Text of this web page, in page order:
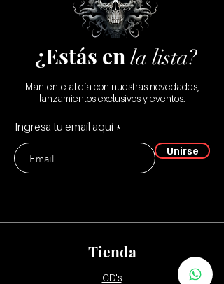
¿Estás enla lista?
Mantente al día con nuestras novedades,
lanzamientos exclusivos y eventos.
Ingresa tu email aquí
Unirse
Tienda
CD's